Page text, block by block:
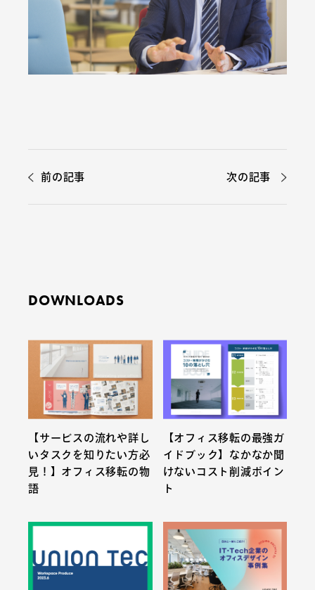
前の記事 次の記事
DOWNLOADS
【サービスの流れや詳し
いタスクを知りたい方必
見！】オフィス移転の物
語
【オフィス移転の最強ガ
イドブック】なかなか聞
けないコスト削減ポイン
ト